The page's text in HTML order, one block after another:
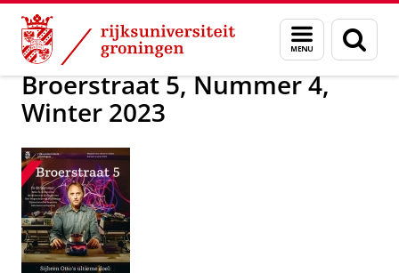
Skip
Content
Skip
Navigation
Menu
en
zoeken
Alumni Magazine Broerstraat 5 Broerstraat 5
Broerstraat 5, Nummer 4,
Winter 2023